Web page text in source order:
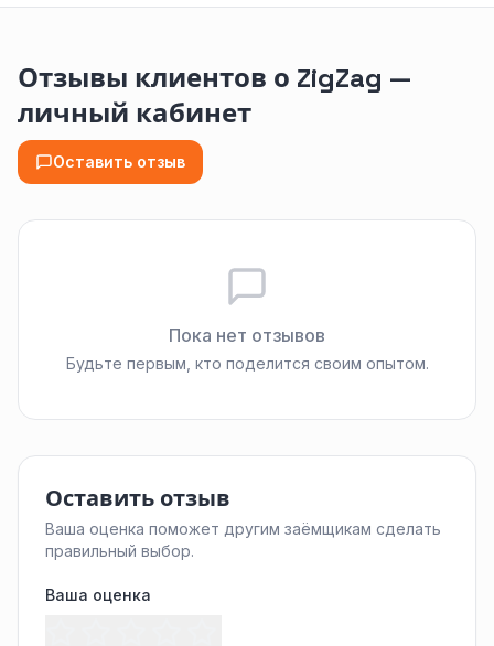
Отзывы клиентов о ZigZag —
личный кабинет
Оставить отзыв
Пока нет отзывов
Будьте первым, кто поделится своим опытом.
Оставить отзыв
Ваша оценка поможет другим заёмщикам сделать
правильный выбор.
Ваша оценка